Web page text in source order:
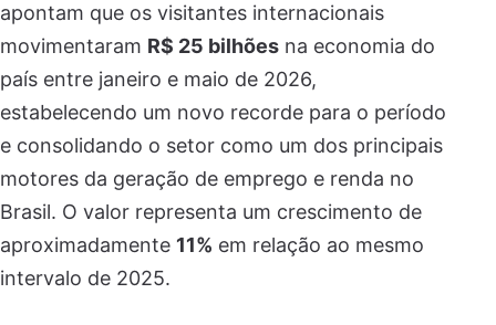
apontam que os visitantes internacionais
movimentaram R$ 25 bilhões na economia do
país entre janeiro e maio de 2026,
estabelecendo um novo recorde para o período
e consolidando o setor como um dos principais
motores da geração de emprego e renda no
Brasil. O valor representa um crescimento de
aproximadamente 11% em relação ao mesmo
intervalo de 2025.